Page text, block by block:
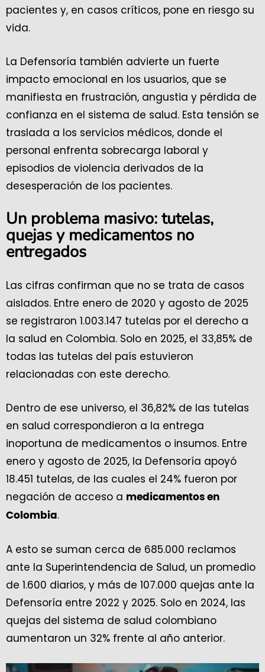
pacientes y, en casos críticos, pone en riesgo su
vida.
La Defensoría también advierte un fuerte
impacto emocional en los usuarios, que se
manifiesta en frustración, angustia y pérdida de
confianza en el sistema de salud. Esta tensión se
traslada a los servicios médicos, donde el
personal enfrenta sobrecarga laboral y
episodios de violencia derivados de la
desesperación de los pacientes.
Un problema masivo: tutelas,
quejas y medicamentos no
entregados
Las cifras confirman que no se trata de casos
aislados. Entre enero de 2020 y agosto de 2025
se registraron 1.003.147 tutelas por el derecho a
la salud en Colombia. Solo en 2025, el 33,85% de
todas las tutelas del país estuvieron
relacionadas con este derecho.
Dentro de ese universo, el 36,82% de las tutelas
en salud correspondieron a la entrega
inoportuna de medicamentos o insumos. Entre
enero y agosto de 2025, la Defensoría apoyó
18.451 tutelas, de las cuales el 24% fueron por
negación de acceso a medicamentos en
Colombia.
A esto se suman cerca de 685.000 reclamos
ante la Superintendencia de Salud, un promedio
de 1.600 diarios, y más de 107.000 quejas ante la
Defensoría entre 2022 y 2025. Solo en 2024, las
quejas del sistema de salud colombiano
aumentaron un 32% frente al año anterior.